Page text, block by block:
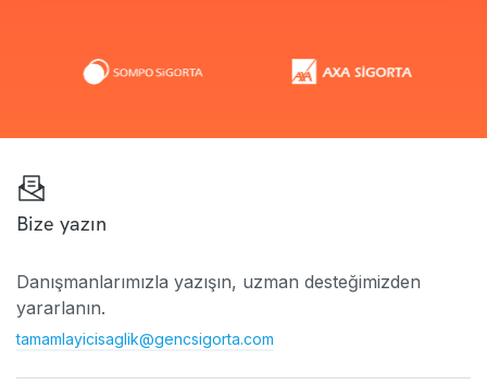
Bize yazın
Danışmanlarımızla yazışın, uzman desteğimizden
yararlanın.
tamamlayicisaglik@gencsigorta.com